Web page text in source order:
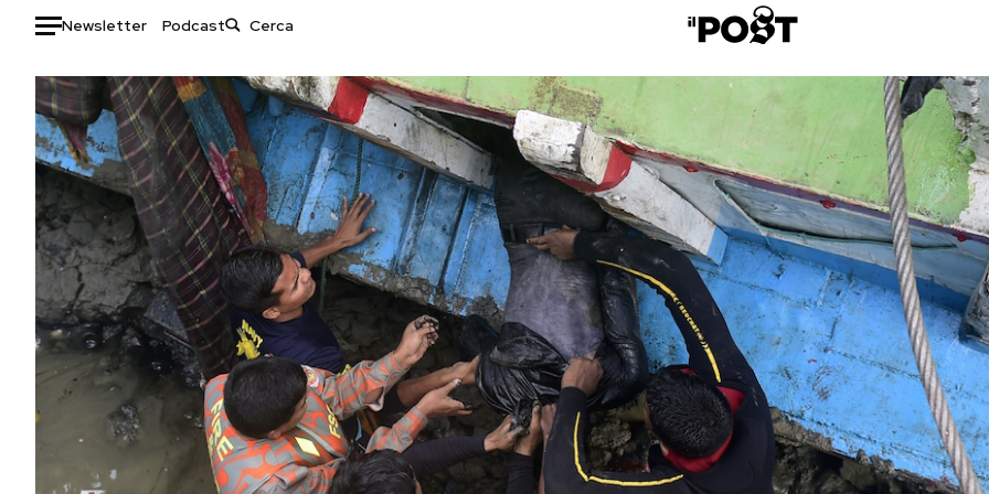
Newsletter Podcast
Auto
HOME
Italia
Mondo
Politica
Tecnologia
Internet
Scienza
Cultura
Economia
Sport
Moda
Libri
Consumismi
Storie/Idee
Ok Boomer!
Media
Europa
Altrecose
Mondiali calcio 2026